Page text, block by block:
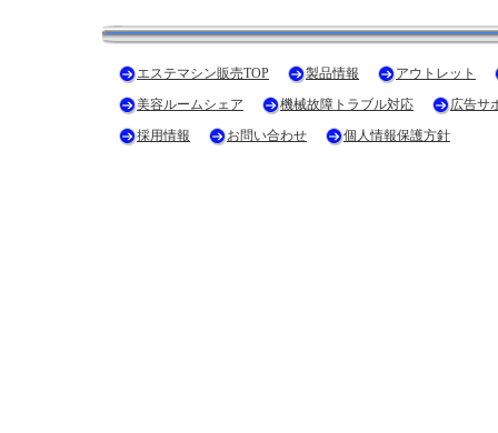
エステマシン販売TOP 製品情報
アウトレット
美容ルームシェア
機械故障トラブル対応
広告サ
採用情報
お問い合わせ 個人情報保護方針